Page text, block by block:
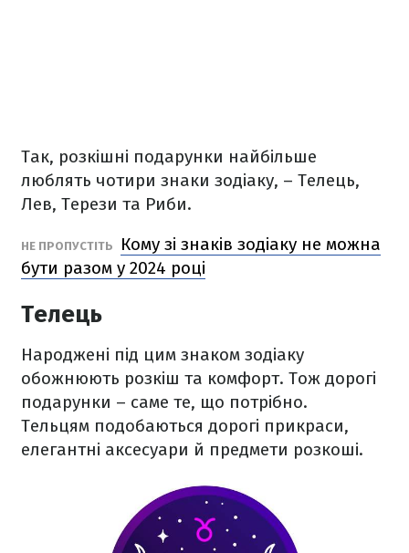
Так, розкішні подарунки найбільше
люблять чотири знаки зодіаку, – Телець,
Лев, Терези та Риби.
НЕ ПРОПУСТІТЬ
Кому зі знаків зодіаку не можна
бути разом у 2024 році
Телець
Народжені під цим знаком зодіаку
обожнюють розкіш та комфорт. Тож дорогі
подарунки – саме те, що потрібно.
Тельцям подобаються дорогі прикраси,
елегантні аксесуари й предмети розкоші.